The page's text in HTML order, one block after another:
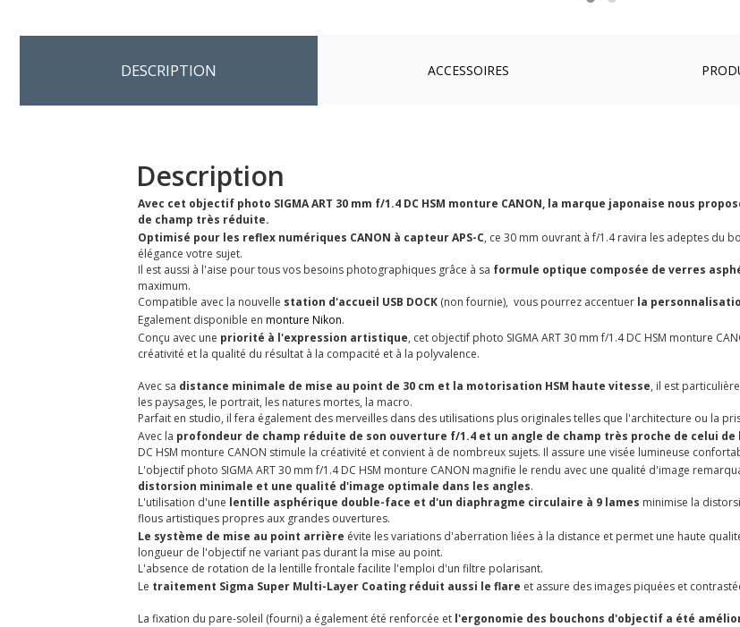
DESCRIPTION ACCESSOIRES
Description
Avec cet objectif photo SIGMA ART 30 mm f/1.4 DC HSM monture CANON, la marque japonaise nous
de champ très réduite.
Optimisé pour les reflex numériques CANON à capteur APS-C, ce 30 mm ouvrant à f/1.4 ravira les adeptes du
élégance votre sujet.
Il est aussi à l'aise pour tous vos besoins photographiques grâce à sa formule optique composée de verres
maximum.
Compatible avec la nouvelle station d'accueil USB DOCK (non fournie), vous pourrez accentuer la
Egalement disponible en monture Nikon.
Conçu avec une priorité à l'expression artistique, cet objectif photo SIGMA ART 30 mm f/1.4 DC HSM monture
créativité et la qualité du résultat à la compacité et à la polyvalence.
Avec sa distance minimale de mise au point de 30 cm et la motorisation HSM haute vitesse, il est
les paysages, le portrait, les natures mortes, la macro.
Parfait en studio, il fera également des merveilles dans des utilisations plus originales telles que l'architecture ou la
Avec la profondeur de champ réduite de son ouverture f/1.4 et un angle de champ très proche de celui
DC HSM monture CANON stimule la créativité et convient à de nombreux sujets. Il assure une visée lumineuse
L'objectif photo SIGMA ART 30 mm f/1.4 DC HSM monture CANON magnifie le rendu avec une qualité d'image
distorsion minimale et une qualité d'image optimale dans les angles.
L'utilisation d'une lentille asphérique double-face et d'un diaphragme circulaire à 9 lames minimise la
flous artistiques propres aux grandes ouvertures.
Le système de mise au point arrière évite les variations d'aberration liées à la distance et permet une haute
longueur de l'objectif ne variant pas durant la mise au point.
L'absence de rotation de la lentille frontale facilite l'emploi d'un filtre polarisant.
Le traitement Sigma Super Multi-Layer Coating réduit aussi le flare et assure des images piquées et
La fixation du pare-soleil (fourni) a également été renforcée et l'ergonomie des bouchons d'objectif a été